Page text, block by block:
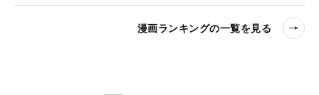
漫画ランキングの一覧を見る